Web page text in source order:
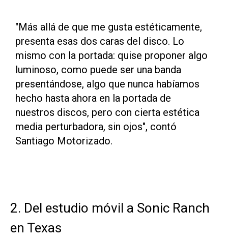
"Más allá de que me gusta estéticamente,
presenta esas dos caras del disco. Lo
mismo con la portada: quise proponer algo
luminoso, como puede ser una banda
presentándose, algo que nunca habíamos
hecho hasta ahora en la portada de
nuestros discos, pero con cierta estética
media perturbadora, sin ojos", contó
Santiago Motorizado.
2. Del estudio móvil a Sonic Ranch
en Texas